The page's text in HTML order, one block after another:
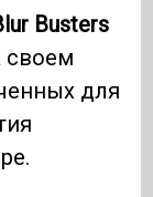
Busters
своем
для